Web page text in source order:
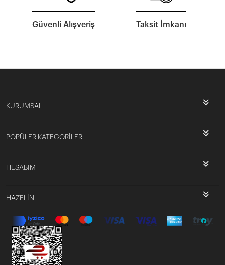
Güvenli Alışveriş Taksit İmkanı
KURUMSAL
POPÜLER KATEGORİLER
HESABIM
HAZELİN